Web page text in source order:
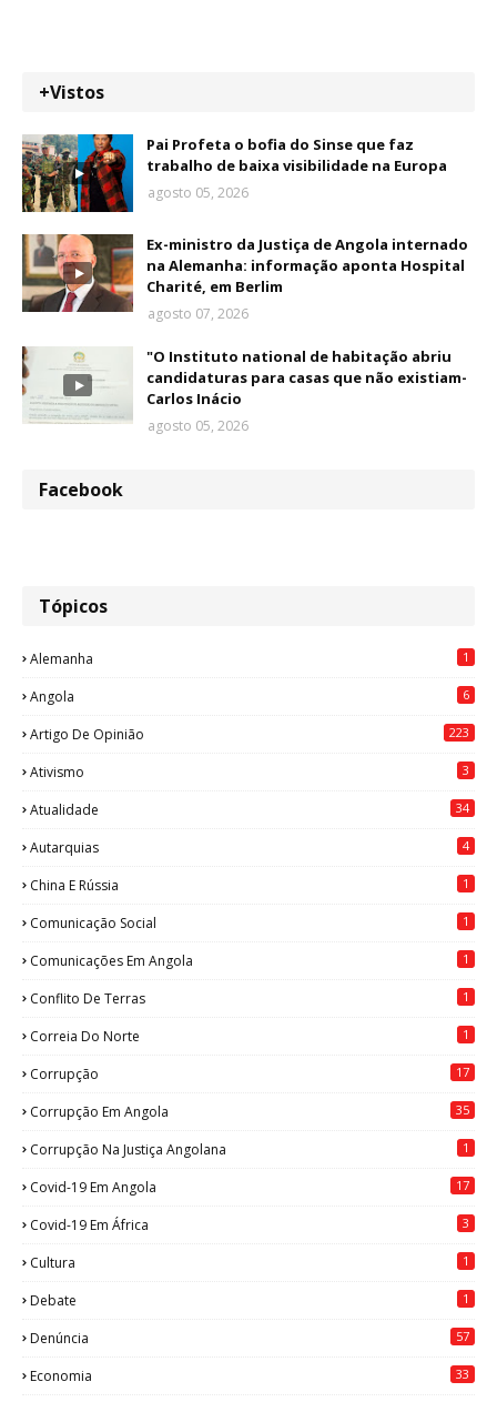
+Vistos
Pai Profeta o bofia do Sinse que faz
trabalho de baixa visibilidade na Europa
agosto 05, 2026
Ex-ministro da Justiça de Angola internado
na Alemanha: informação aponta Hospital
Charité, em Berlim
agosto 07, 2026
"O Instituto national de habitação abriu
candidaturas para casas que não existiam-
Carlos Inácio
agosto 05, 2026
Facebook
Tópicos
Alemanha 1
Angola 6
Artigo De Opinião 223
Ativismo 3
Atualidade 34
Autarquias 4
China E Rússia 1
Comunicação Social 1
Comunicações Em Angola 1
Conflito De Terras 1
Correia Do Norte 1
Corrupção 17
Corrupção Em Angola 35
Corrupção Na Justiça Angolana 1
Covid-19 Em Angola 17
Covid-19 Em África 3
Cultura 1
Debate 1
Denúncia 57
Economia 33